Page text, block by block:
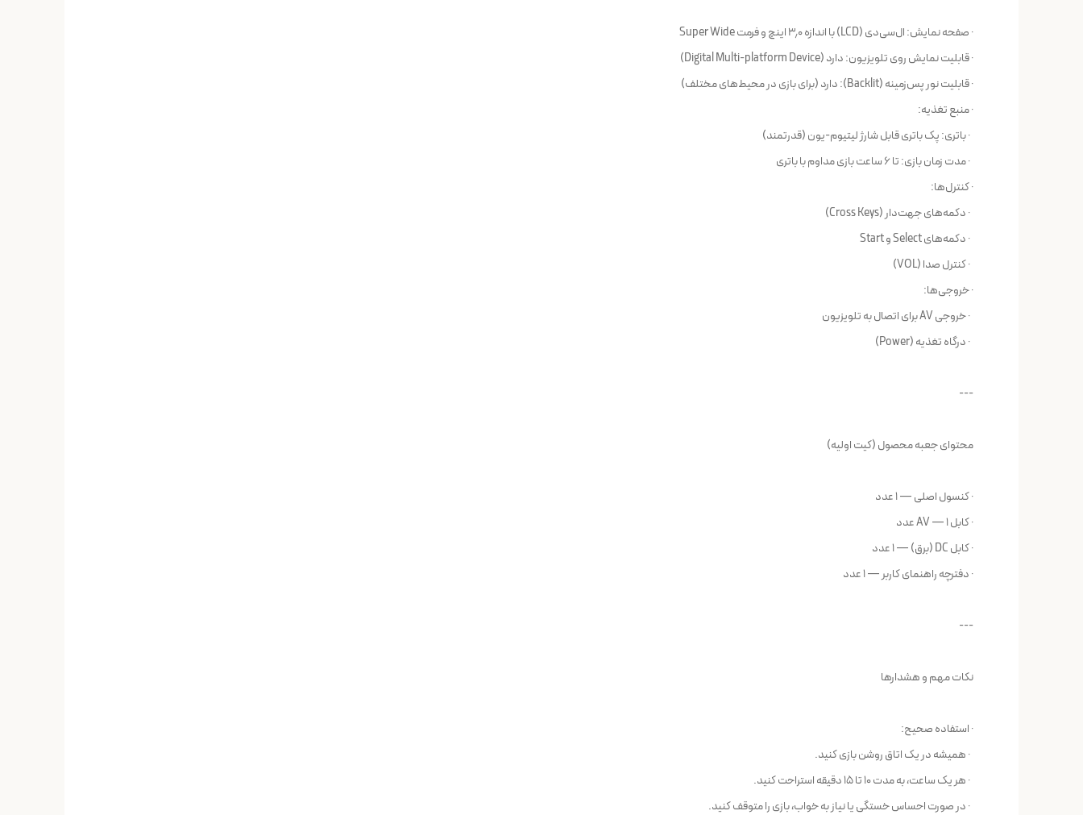
· صفحه نمایش: ال‌سی‌دی (LCD) با اندازه ۳٫۰ اینچ و فرمت Super Wide
· قابلیت نمایش روی تلویزیون: دارد (Digital Multi-platform Device)
· قابلیت نور پس‌زمینه (Backlit): دارد (برای بازی در محیط‌های مختلف)
· منبع تغذیه:
· باتری: پک باتری قابل شارژ لیتیوم-یون (قدرتمند)
· مدت زمان بازی: تا ۶ ساعت بازی مداوم با باتری
· کنترل‌ها:
· دکمه‌های جهت‌دار (Cross Keys)
· دکمه‌های Select و Start
· کنترل صدا (VOL)
· خروجی‌ها:
· خروجی AV برای اتصال به تلویزیون
· درگاه تغذیه (Power)
---
محتوای جعبه محصول (کیت اولیه)
· کنسول اصلی — ۱ عدد
· کابل AV — ۱ عدد
· کابل DC (برق) — ۱ عدد
· دفترچه راهنمای کاربر — ۱ عدد
---
نکات مهم و هشدارها
· استفاده صحیح:
· همیشه در یک اتاق روشن بازی کنید.
· هر یک ساعت، به مدت ۱۰ تا ۱۵ دقیقه استراحت کنید.
· در صورت احساس خستگی یا نیاز به خواب، بازی را متوقف کنید.